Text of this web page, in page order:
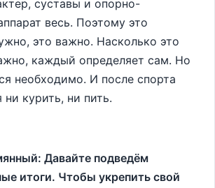
суставы и опорно-
весь. Поэтому это
это важно. Насколько это
каждый определяет сам. Но
необходимо. И после спорта
курить, ни пить.
Давайте подведём
итоги. Чтобы укрепить свой